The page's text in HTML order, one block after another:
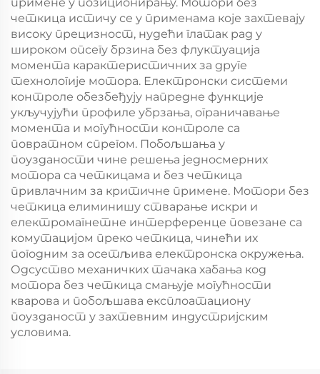
четкица истичу се у применама које захтевају
високу прецизност, нудећи глатак рад у
широком опсегу брзина без флуктуација
момента карактеристичних за друге
технологије мотора. Електронски системи
контроле обезбеђују напредне функције
укључујући профиле убрзања, ограничавање
момента и могућности контроле са
повратном спрегом. Побољшања у
поузданости чине решења једносмерних
мотора са четкицама и без четкица
привлачним за критичне примене. Мотори без
четкица елиминишу стварање искри и
електромагнетне интерференце повезане са
комутацијом преко четкица, чинећи их
погодним за осетљива електронска окружења.
Одсуство механичких тачака хабања код
мотора без четкица смањује могућности
кварова и побољшава експлоатациону
поузданост у захтевним индустријским
условима.